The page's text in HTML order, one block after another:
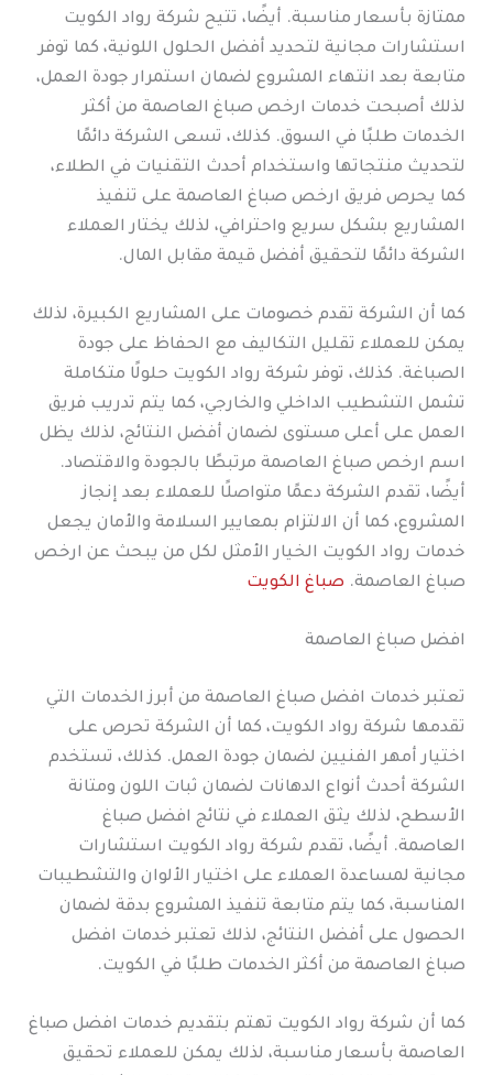
ممتازة بأسعار مناسبة. أيضًا، تتيح شركة رواد الكويت
استشارات مجانية لتحديد أفضل الحلول اللونية، كما توفر
متابعة بعد انتهاء المشروع لضمان استمرار جودة العمل،
لذلك أصبحت خدمات ارخص صباغ العاصمة من أكثر
الخدمات طلبًا في السوق. كذلك، تسعى الشركة دائمًا
لتحديث منتجاتها واستخدام أحدث التقنيات في الطلاء،
كما يحرص فريق ارخص صباغ العاصمة على تنفيذ
المشاريع بشكل سريع واحترافي، لذلك يختار العملاء
الشركة دائمًا لتحقيق أفضل قيمة مقابل المال.
كما أن الشركة تقدم خصومات على المشاريع الكبيرة، لذلك
يمكن للعملاء تقليل التكاليف مع الحفاظ على جودة
الصباغة. كذلك، توفر شركة رواد الكويت حلولًا متكاملة
تشمل التشطيب الداخلي والخارجي، كما يتم تدريب فريق
العمل على أعلى مستوى لضمان أفضل النتائج، لذلك يظل
اسم ارخص صباغ العاصمة مرتبطًا بالجودة والاقتصاد.
أيضًا، تقدم الشركة دعمًا متواصلًا للعملاء بعد إنجاز
المشروع، كما أن الالتزام بمعايير السلامة والأمان يجعل
خدمات رواد الكويت الخيار الأمثل لكل من يبحث عن ارخص
صباغ العاصمة. صباغ الكويت
افضل صباغ العاصمة
تعتبر خدمات افضل صباغ العاصمة من أبرز الخدمات التي
تقدمها شركة رواد الكويت، كما أن الشركة تحرص على
اختيار أمهر الفنيين لضمان جودة العمل. كذلك، تستخدم
الشركة أحدث أنواع الدهانات لضمان ثبات اللون ومتانة
الأسطح، لذلك يثق العملاء في نتائج افضل صباغ
العاصمة. أيضًا، تقدم شركة رواد الكويت استشارات
مجانية لمساعدة العملاء على اختيار الألوان والتشطيبات
المناسبة، كما يتم متابعة تنفيذ المشروع بدقة لضمان
الحصول على أفضل النتائج، لذلك تعتبر خدمات افضل
صباغ العاصمة من أكثر الخدمات طلبًا في الكويت.
كما أن شركة رواد الكويت تهتم بتقديم خدمات افضل صباغ
العاصمة بأسعار مناسبة، لذلك يمكن للعملاء تحقيق